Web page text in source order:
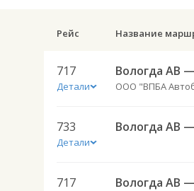
Рейс Название
717
Детали
Вологда АВ
ООО "ВПБА
733
Детали
Вологда АВ
717 Вологда АВ